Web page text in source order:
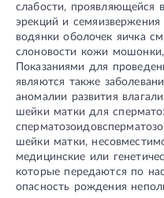
слабости, проявляющейся
эрекций и
водянки оболочек яичка
слоновости кожи
Показаниями для
являются также
аномалии развития
шейки матки для
шейки матки,
медицинские или
которые передаются по
опасность рождения